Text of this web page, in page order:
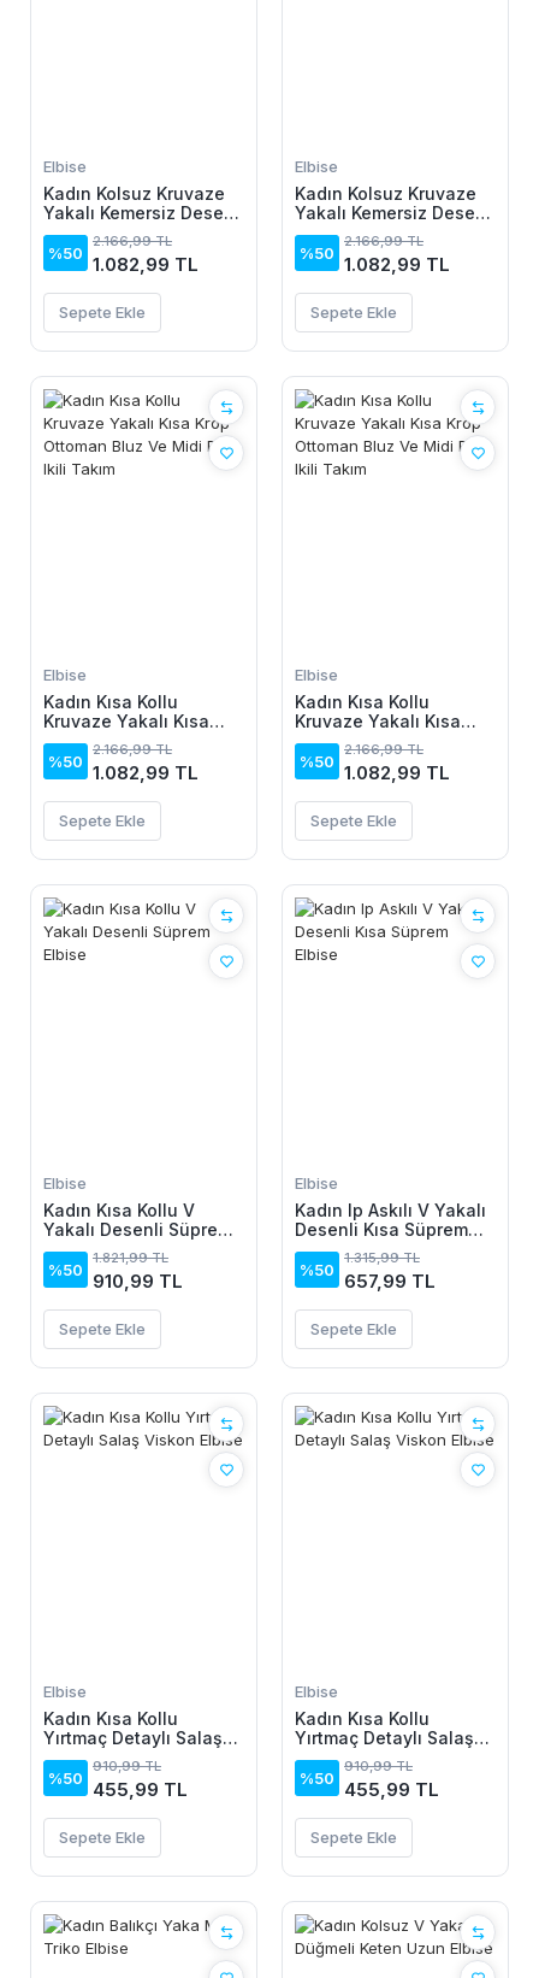
Elbise
Kadın Kolsuz Kruvaze
Yakalı Kemersiz Desenli
Uzun Süprem Elbise
%50
2.166,99 TL
1.082,99 TL
Sepete Ekle
Elbise
Kadın Kolsuz Kruvaze
Yakalı Kemersiz Desenli
Uzun Süprem Elbise
%50
2.166,99 TL
1.082,99 TL
Sepete Ekle
Elbise
Kadın Kısa Kollu
Kruvaze Yakalı Kısa
Krop Ottoman Bluz Ve
Midi Etek Ikili Takım
%50
2.166,99 TL
1.082,99 TL
Sepete Ekle
Elbise
Kadın Kısa Kollu
Kruvaze Yakalı Kısa
Krop Ottoman Bluz Ve
Midi Etek Ikili Takım
%50
2.166,99 TL
1.082,99 TL
Sepete Ekle
Elbise
Kadın Kısa Kollu V
Yakalı Desenli Süprem
Elbise
%50
1.821,99 TL
910,99 TL
Sepete Ekle
Elbise
Kadın Ip Askılı V Yakalı
Desenli Kısa Süprem
Elbise
%50
1.315,99 TL
657,99 TL
Sepete Ekle
Elbise
Kadın Kısa Kollu
Yırtmaç Detaylı Salaş
Viskon Elbise
%50
910,99 TL
455,99 TL
Sepete Ekle
Elbise
Kadın Kısa Kollu
Yırtmaç Detaylı Salaş
Viskon Elbise
%50
910,99 TL
455,99 TL
Sepete Ekle